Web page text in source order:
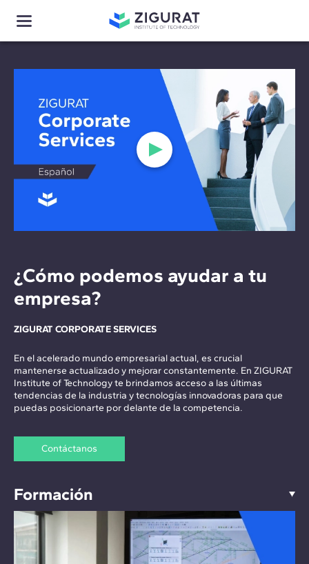
¿Cómo podemos ayudar a tu
empresa?
ZIGURAT CORPORATE SERVICES
En el acelerado mundo empresarial actual, es crucial
mantenerse actualizado y mejorar constantemente. En ZIGURAT
Institute of Technology te brindamos acceso a las últimas
tendencias de la industria y tecnologías innovadoras para que
puedas posicionarte por delante de la competencia.
Contáctanos
Formación